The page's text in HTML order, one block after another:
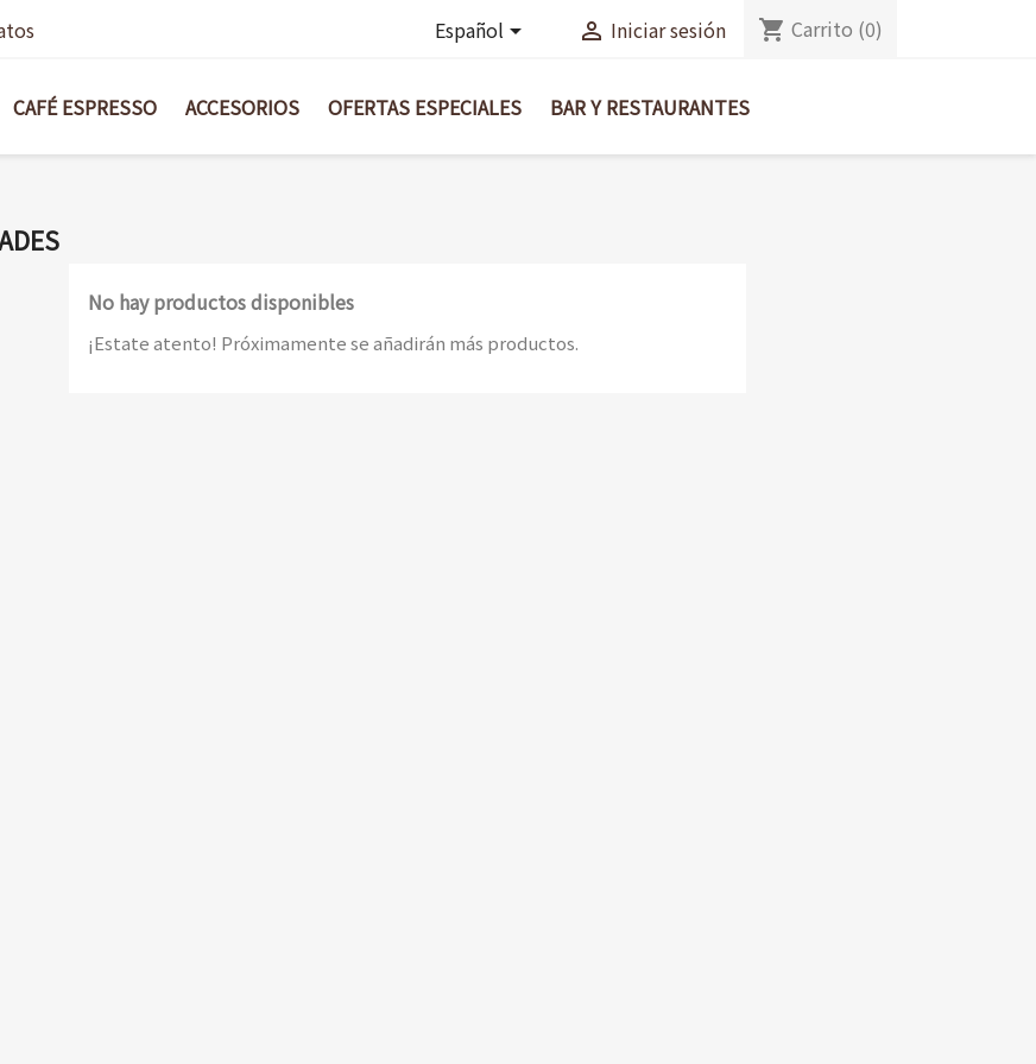
Español  Iniciar sesión shopping_cart Carrito (0)
CAFÉ ESPRESSO ACCESORIOS OFERTAS ESPECIALES BAR Y RESTAURANTES
No hay productos disponibles
¡Estate atento! Próximamente se añadirán más productos.